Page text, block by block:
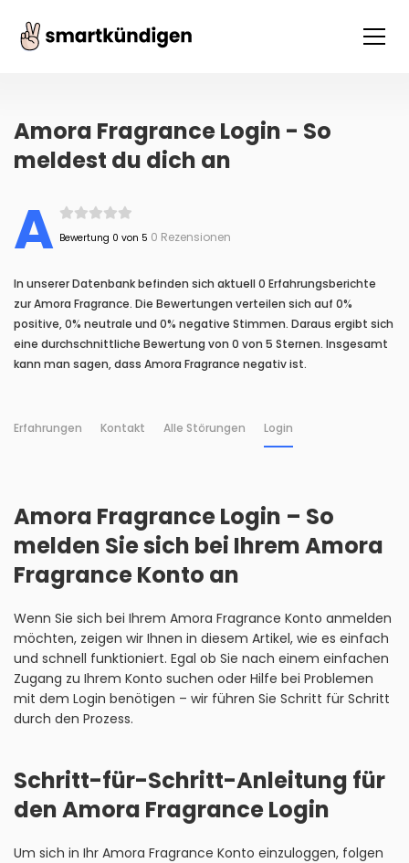
Amora Fragrance Login - So
meldest du dich an
A Bewertung 0 von 5 0 Rezensionen
In unserer Datenbank befinden sich aktuell 0 Erfahrungsberichte
zur Amora Fragrance. Die Bewertungen verteilen sich auf 0%
positive, 0% neutrale und 0% negative Stimmen. Daraus ergibt sich
eine durchschnittliche Bewertung von 0 von 5 Sternen. Insgesamt
kann man sagen, dass Amora Fragrance negativ ist.
Erfahrungen Kontakt Alle Störungen Login
Amora Fragrance Login – So
melden Sie sich bei Ihrem Amora
Fragrance Konto an
Wenn Sie sich bei Ihrem Amora Fragrance Konto anmelden
möchten, zeigen wir Ihnen in diesem Artikel, wie es einfach
und schnell funktioniert. Egal ob Sie nach einem einfachen
Zugang zu Ihrem Konto suchen oder Hilfe bei Problemen
mit dem Login benötigen – wir führen Sie Schritt für Schritt
durch den Prozess.
Schritt-für-Schritt-Anleitung für
den Amora Fragrance Login
Um sich in Ihr Amora Fragrance Konto einzuloggen, folgen